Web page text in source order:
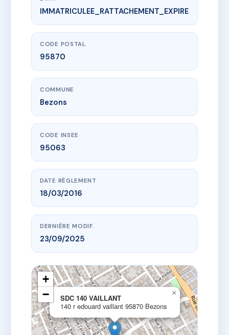
www.vme.plus/AE2848448
SDC 140 VAILLANT
140 r edouard vaillant
IMMATRICULEE_RATTACHEMENT_EXPIRE
CODE POSTAL
95870
COMMUNE
Bezons
CODE INSEE
95063
DATE RÈGLEMENT
18/03/2016
DERNIÈRE MODIF.
23/09/2025
SDC 140 VAILLANT
140 r edouard vaillant 95870 Bezons
×
+
−